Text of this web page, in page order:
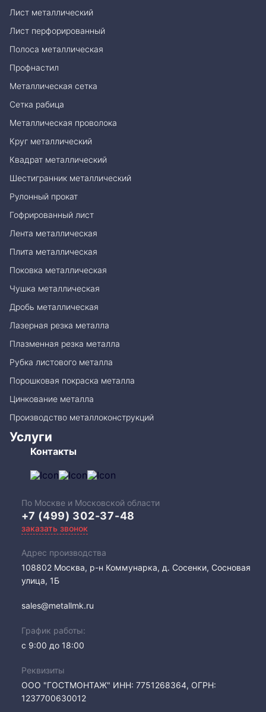
Лист металлический
Лист перфорированный
Полоса металлическая
Профнастил
Металлическая сетка
Сетка рабица
Металлическая проволока
Круг металлический
Квадрат металлический
Шестигранник металлический
Рулонный прокат
Гофрированный лист
Лента металлическая
Плита металлическая
Поковка металлическая
Чушка металлическая
Дробь металлическая
Лазерная резка металла
Плазменная резка металла
Рубка листового металла
Порошковая покраска металла
Цинкование металла
Производство металлоконструкций
Услуги
Контакты
По Москве и Московской области
+7 (499) 302-37-48
заказать звонок
Адрес производства
108802​ Москва, р-н Коммунарка, д. Сосенки, Сосновая
улица, 1Б
sales@metallmk.ru
График работы:
с 9:00 до 18:00
Реквизиты
ООО "ГОСТМОНТАЖ" ИНН: 7751268364, ОГРН:
1237700630012